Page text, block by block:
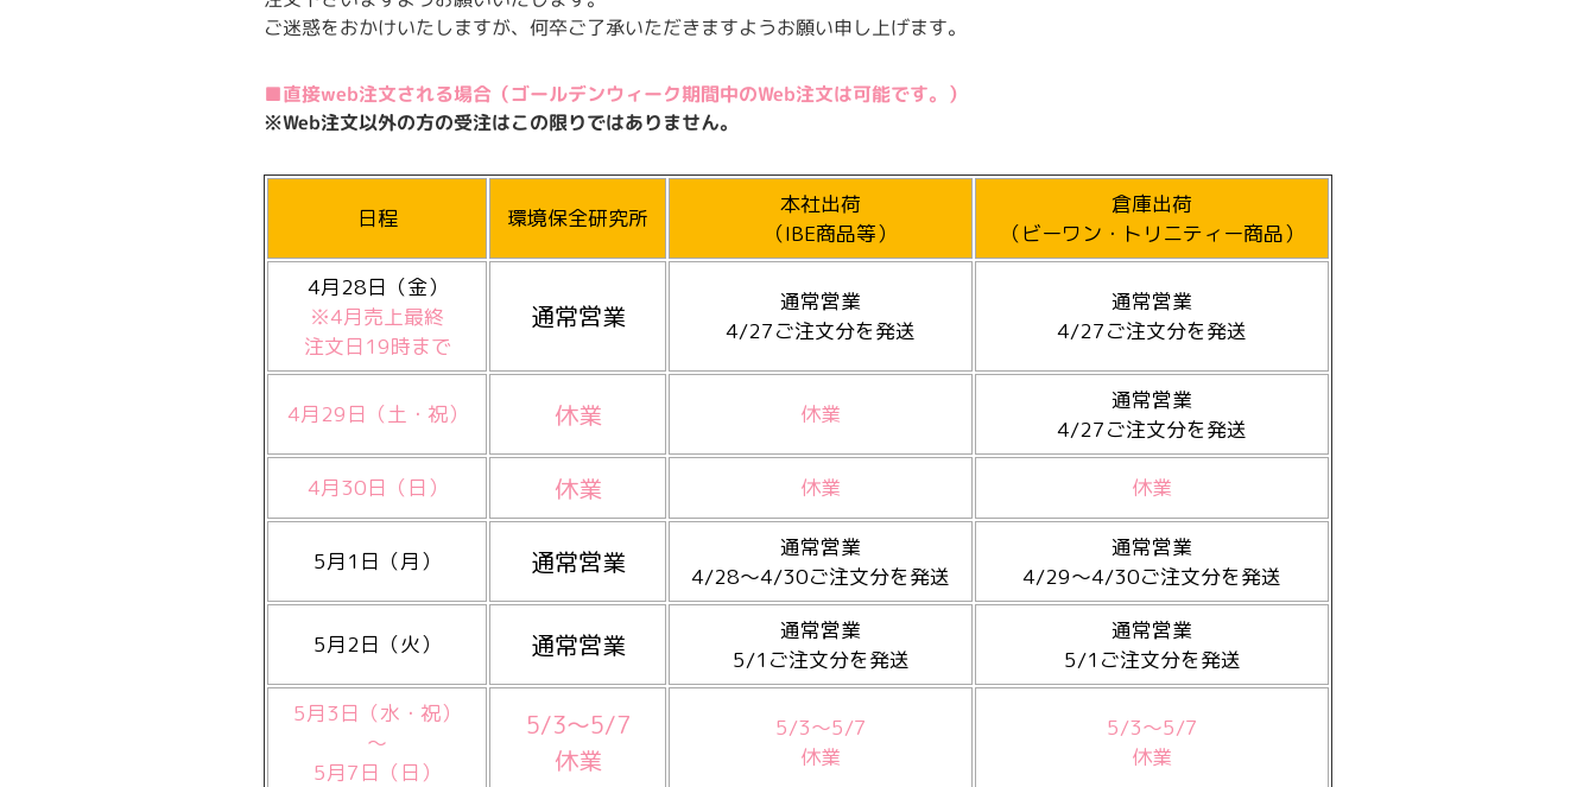
ご迷惑をおかけいたしますが、何卒ご了承いただきますようお願い申し上げます。
■直接web注文される場合（ゴールデンウィーク期間中のWeb注文は可能です。）
※Web注文以外の方の受注はこの限りではありません。
日程 環境保全研究所
本社出荷
（IBE商品等）
倉庫出荷
（ビーワン・トリニティー商品）
4月28日（金）
※4月売上最終
注文日19時まで
通常営業
通常営業
4/27ご注文分を発送
通常営業
4/27ご注文分を発送
4月29日（土・祝） 休業 休業
通常営業
4/27ご注文分を発送
4月30日（日） 休業 休業 休業
5月1日（月） 通常営業
通常営業
4/28～4/30ご注文分を発送
通常営業
4/29～4/30ご注文分を発送
5月2日（火） 通常営業
通常営業
5/1ご注文分を発送
通常営業
5/1ご注文分を発送
5月3日（水・祝）
～
5月7日（日）
5/3～5/7
休業
5/3～5/7
休業
5/3～5/7
休業